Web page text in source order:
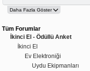
Tüm Forumlar
İkinci El - Ödüllü Anket
İkinci El
Ev Elektroniği
Uydu Ekipmanları